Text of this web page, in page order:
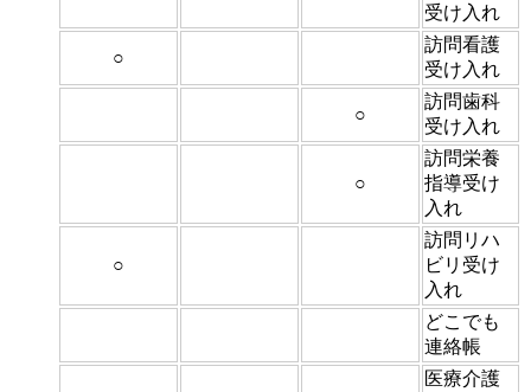
受け入れ
○
訪問看護
受け入れ
○
訪問歯科
受け入れ
○
訪問栄養
指導受け
入れ
○
訪問リハ
ビリ受け
入れ
どこでも
連絡帳
医療介護